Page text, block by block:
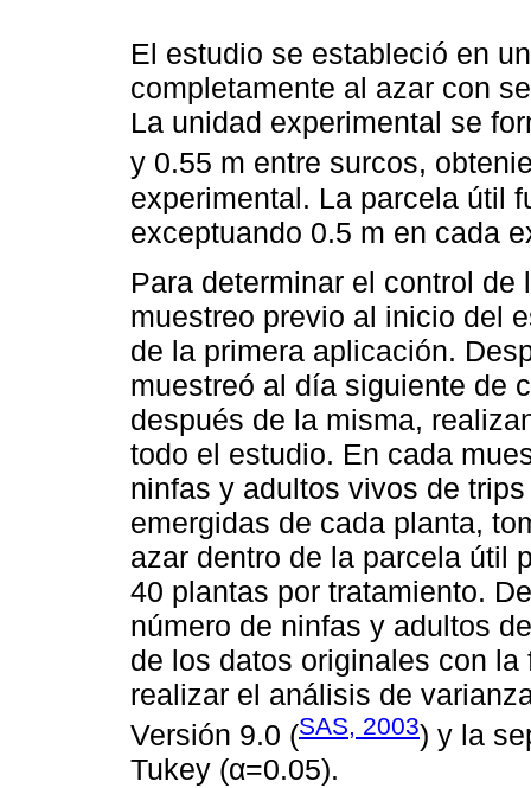
El estudio se estableció en
completamente al azar con
La unidad experimental se
y 0.55 m entre surcos,
experimental. La parcela útil
exceptuando 0.5 m en cada
Para determinar el control
muestreo previo al inicio del
de la primera aplicación.
muestreó al día siguiente de
después de la misma,
todo el estudio. En cada
ninfas y adultos vivos de
emergidas de cada planta,
azar dentro de la parcela útil
40 plantas por tratamiento.
número de ninfas y adultos
de los datos originales con
realizar el análisis de
Versión 9.0 (SAS, 2003) y la
Tukey (α=0.05).